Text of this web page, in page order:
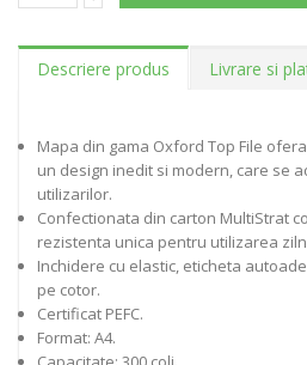
Descriere produs Livrare si
Mapa din gama Oxford Top File
un design inedit si modern, care se
utilizarilor.
Confectionata din carton MultiStrat
rezistenta unica pentru utilizarea
Inchidere cu elastic, eticheta
pe cotor.
Certificat PEFC.
Format: A4.